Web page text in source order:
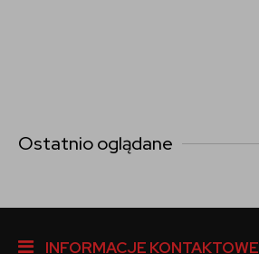
Ostatnio oglądane
INFORMACJE KONTAKTOWE